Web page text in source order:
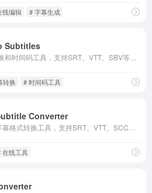
线编辑 # 字幕生成
Subtitles
转换 # 时间码工具
Converter
在线工具